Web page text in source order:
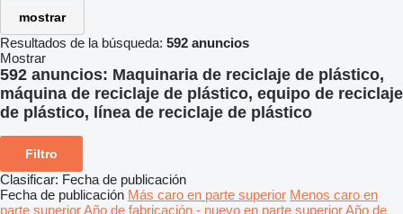
mostrar
Resultados de la búsqueda: 592 anuncios
Mostrar
592 anuncios: Maquinaria de reciclaje de plástico,
máquina de reciclaje de plástico, equipo de reciclaje
de plástico, línea de reciclaje de plástico
Filtro
Clasificar: Fecha de publicación
Fecha de publicación Más caro en parte superior Menos caro en
parte superiorAño de fabricación - nuevo en parte superiorAño de